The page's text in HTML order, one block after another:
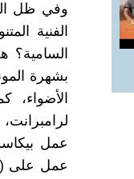
وفي ظل
الفنية
السامية؟
بشهرة
الأضواء،
عمل
عمل على